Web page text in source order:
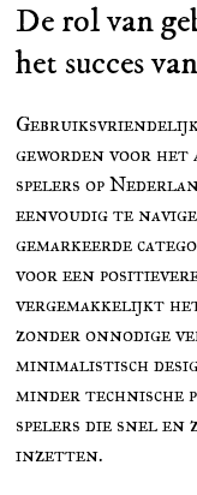
De rol van
het succes
geworden voor het
spelers op
eenvoudig te
gemarkeerde
voor een
vergemakkelijkt
zonder onnodige
minimalistisch
minder technische
spelers die snel
inzetten.